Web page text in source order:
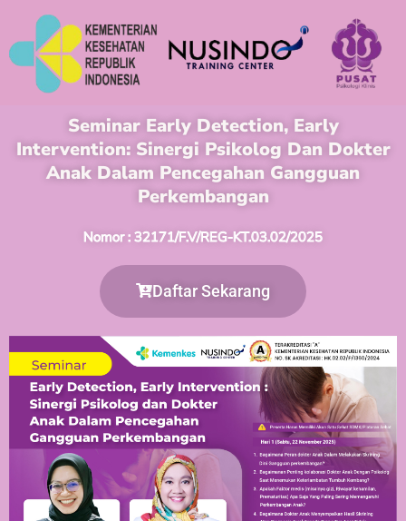
Seminar Early Detection, Early
Intervention: Sinergi Psikolog Dan Dokter
Anak Dalam Pencegahan Gangguan
Perkembangan
Nomor : 32171/F.V/REG-KT.03.02/2025
Daftar Sekarang